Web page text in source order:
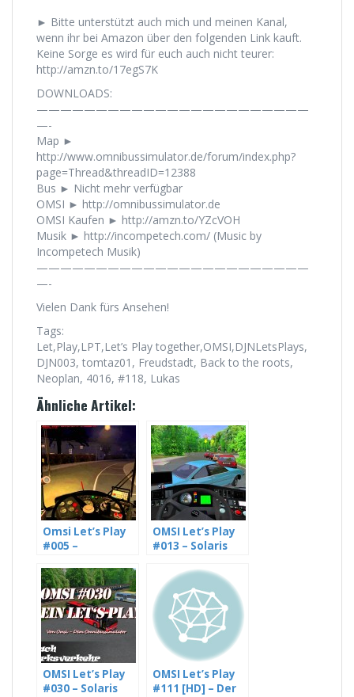
► Bitte unterstützt auch mich und meinen Kanal,
wenn ihr bei Amazon über den folgenden Link kauft.
Keine Sorge es wird für euch auch nicht teurer:
http://amzn.to/17egS7K
DOWNLOADS:
———————————————————————
—-
Map ►
http://www.omnibussimulator.de/forum/index.php?
page=Thread&threadID=12388
Bus ► Nicht mehr verfügbar
OMSI ► http://omnibussimulator.de
OMSI Kaufen ► http://amzn.to/YZcVOH
Musik ► http://incompetech.com/ (Music by
Incompetech Musik)
———————————————————————
—-
Vielen Dank fürs Ansehen!
Tags:
Let,Play,LPT,Let’s Play together,OMSI,DJNLetsPlays,
DJN003, tomtaz01, Freudstadt, Back to the roots,
Neoplan, 4016, #118, Lukas
Ähnliche Artikel:
Omsi Let’s Play
#005 –
3005 im letzten
Einsatz auf St.
Ilsensee, Linie
426 (HD)
OMSI Let’s Play
#013 – Solaris
Einsatz auf
Mühlhausen
(WIP), Linie 36
[HD]
OMSI Let’s Play
#030 – Solaris
OMSI Let’s Play
#111 [HD] – Der